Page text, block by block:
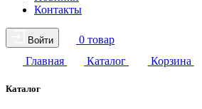
Контакты
Войти
0 товар
Главная
Каталог Корзина
Каталог